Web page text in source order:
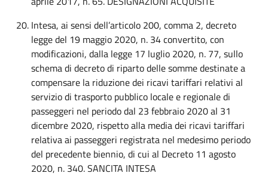
Intesa, ai sensi dell’articolo 200, comma 2, decreto
legge del 19 maggio 2020, n. 34 convertito, con
modificazioni, dalla legge 17 luglio 2020, n. 77, sullo
schema di decreto di riparto delle somme destinate a
compensare la riduzione dei ricavi tariffari relativi al
servizio di trasporto pubblico locale e regionale di
passeggeri nel periodo dal 23 febbraio 2020 al 31
dicembre 2020, rispetto alla media dei ricavi tariffari
relativa ai passeggeri registrata nel medesimo periodo
del precedente biennio, di cui al Decreto 11 agosto
2020, n. 340. SANCITA INTESA